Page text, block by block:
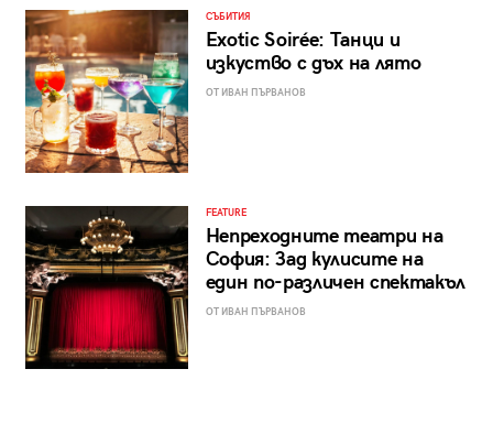
СЪБИТИЯ
Exotic Soirée: Танци и
изкуство с дъх на лято
ОТ ИВАН ПЪРВАНОВ
FEATURE
Непреходните театри на
София: Зад кулисите на
един по-различен спектакъл
ОТ ИВАН ПЪРВАНОВ